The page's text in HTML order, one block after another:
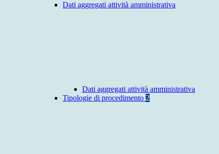
Dati aggregati attività amministrativa
Dati aggregati attività amministrativa
Tipologie di procedimento 2